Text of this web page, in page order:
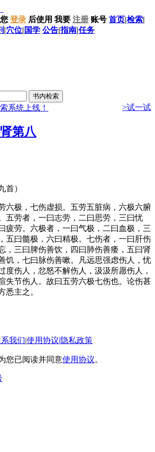
登录 后使用 我要 注册 账号 首页|检索|
|穴位| 国学 公告|指南|任务
系统上线！ >试一试
第八
首）
六极，七伤虚损。五劳五脏病，六极六腑
五劳者，一曰志劳，二曰思劳，三曰忧
疲劳。六极者，一曰气极，二曰血极，三
五曰髓极，六曰精极。七伤者，一曰肝伤
，三曰脾伤善饮，四曰肺伤善痿，五曰肾
饥，七曰脉伤善嗽。凡远思强虑伤人，忧
度伤人，忿怒不解伤人，汲汲所愿伤人，
失节伤人。故曰五劳六极七伤也。论伤甚
悉主之。
我们|使用协议|隐私政策
您已阅读并同意使用协议。